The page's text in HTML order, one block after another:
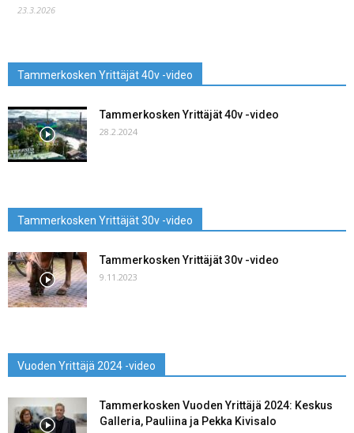
23.3.2026
Tammerkosken Yrittäjät 40v -video
Tammerkosken Yrittäjät 40v -video
28.2.2024
Tammerkosken Yrittäjät 30v -video
Tammerkosken Yrittäjät 30v -video
9.11.2023
Vuoden Yrittäjä 2024 -video
Tammerkosken Vuoden Yrittäjä 2024: Keskus
Galleria, Pauliina ja Pekka Kivisalo